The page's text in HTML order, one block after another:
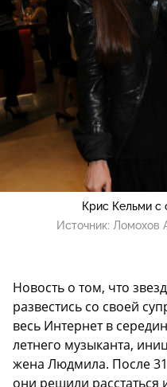
Крис Кельми с
Источник: Ломохов
Новость о том, что
развестись со своей
весь Интернет в
летнего музыканта,
жена Людмила. После
они решили